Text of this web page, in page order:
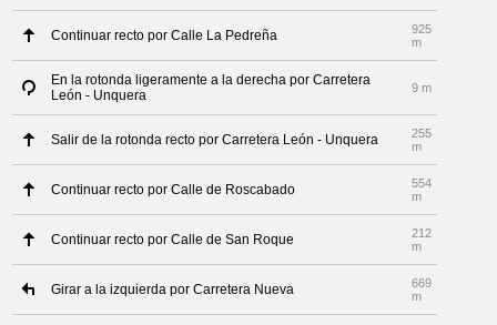
Continuar recto por Calle La Pedreña
925
m
En la rotonda ligeramente a la derecha por Carretera
León - Unquera
9 m
Salir de la rotonda recto por Carretera León - Unquera
255
m
Continuar recto por Calle de Roscabado
554
m
Continuar recto por Calle de San Roque
212
m
Girar a la izquierda por Carretera Nueva
669
m